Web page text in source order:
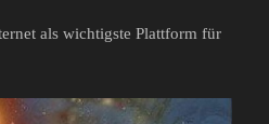
als wichtigste Plattform für